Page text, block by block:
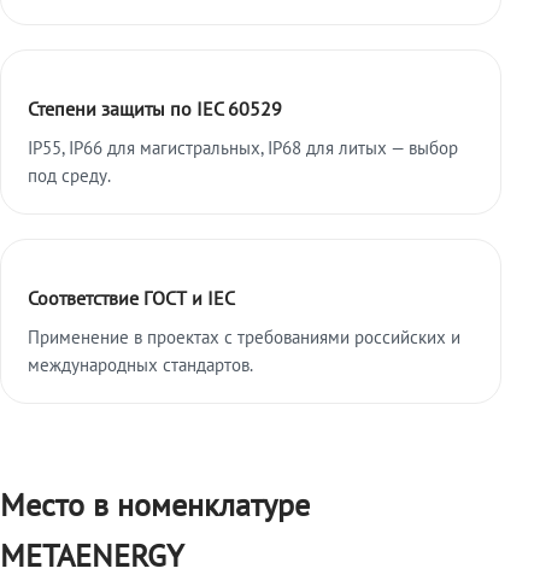
Степени защиты по IEC 60529
IP55, IP66 для магистральных, IP68 для литых — выбор
под среду.
Соответствие ГОСТ и IEC
Применение в проектах с требованиями российских и
международных стандартов.
Место в номенклатуре
METAENERGY